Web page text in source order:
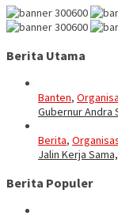
Berita Utama
Banten,
Gubernur Andra
Berita,
Jalin Kerja
Berita Populer